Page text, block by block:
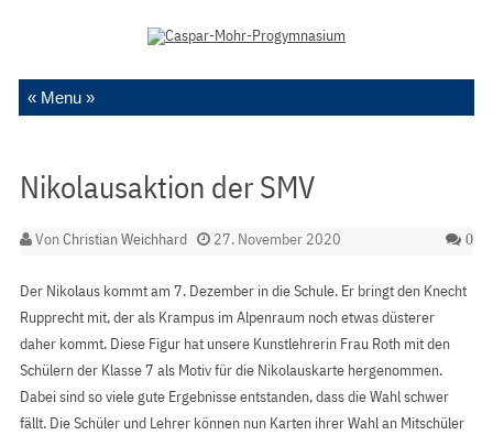
Zum Inhalt springen
Nikolausaktion der SMV
VonChristian Weichhard 27. November 2020 0
Der Nikolaus kommt am 7. Dezember in die Schule. Er bringt den Knecht
Rupprecht mit, der als Krampus im Alpenraum noch etwas düsterer
daher kommt. Diese Figur hat unsere Kunstlehrerin Frau Roth mit den
Schülern der Klasse 7 als Motiv für die Nikolauskarte hergenommen.
Dabei sind so viele gute Ergebnisse entstanden, dass die Wahl schwer
fällt. Die Schüler und Lehrer können nun Karten ihrer Wahl an Mitschüler